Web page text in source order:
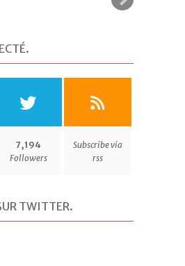
.
7,194
Followers
Subscribe via
rss
TWITTER.